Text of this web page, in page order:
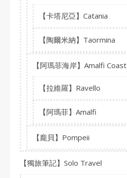
【卡塔尼亞】Catania
【陶爾米納】Taormina
【阿瑪菲海岸】Amalfi Coast
【拉維羅】Ravello
【阿瑪菲】Amalfi
【龐貝】Pompeii
【獨旅筆記】Solo Travel